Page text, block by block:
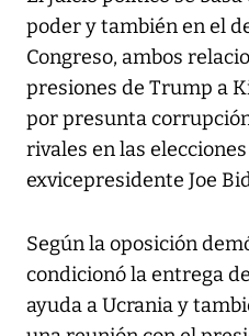
poder y también en el
Congreso, ambos
presiones de Trump a
por presunta
rivales en las
exvicepresidente Joe
Según la oposición
condicionó la entrega
ayuda a Ucrania y